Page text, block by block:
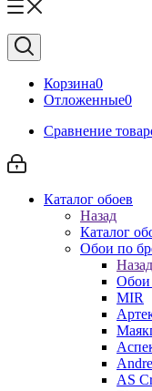
Корзина0
Отложенные0
Сравнение
Каталог обоев
Назад
Каталог
Обои по
Назад
Обои
MIR
AS